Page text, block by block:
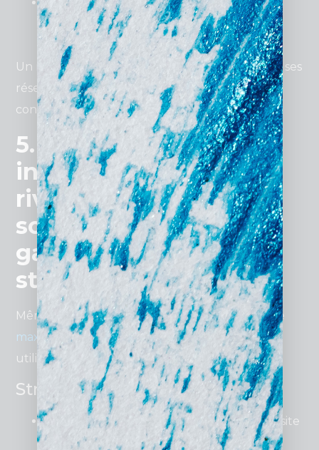
attire et engage les visiteurs, augmentant
vos chances de les transformer en clients.
Un restaurant de quartier a par exemple triplé ses
réservations grâce à un simple formulaire de
contact intégré sur son site vitrine.
5. Comment un site
internet pas cher peut
rivaliser avec des
solutions haut de
gamme grâce à des
stratégies ciblées ?
Même avec unbudget limité, il est possible de
maximiser les performancesde votre site en
utilisant des
stratégies adaptées :
Stratégies efficaces :
Focus sur le SEO local : Optimisez votre site
pour des mots-clés comme “services